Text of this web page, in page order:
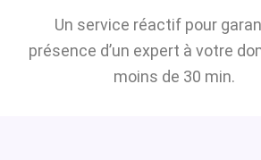
Un service réactif pour
présence d’un expert à votre
moins de 30 min.